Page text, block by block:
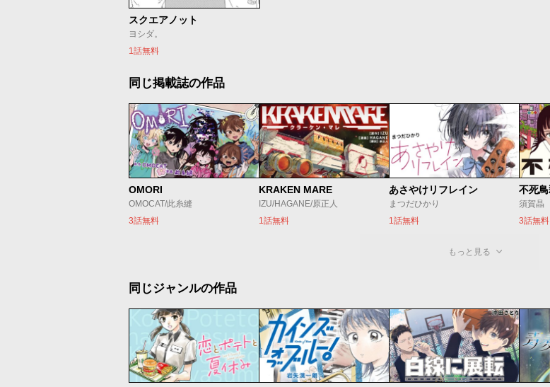
スクエアノット
ヨシダ。
1話無料
同じ掲載誌の作品
OMORI
OMOCAT/此糸縫
3話無料
KRAKEN MARE
IZU/HAGANE/原正人
1話無料
あさやけリフレイン
まつだひかり
1話無料
不死
須賀晶
3話無料
もっと見る
同じジャンルの作品